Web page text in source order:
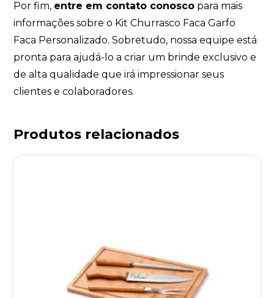
Por fim, entre em contato conosco para mais
informações sobre o Kit Churrasco Faca Garfo
Faca Personalizado. Sobretudo, nossa equipe está
pronta para ajudá-lo a criar um brinde exclusivo e
de alta qualidade que irá impressionar seus
clientes e colaboradores.
Produtos relacionados